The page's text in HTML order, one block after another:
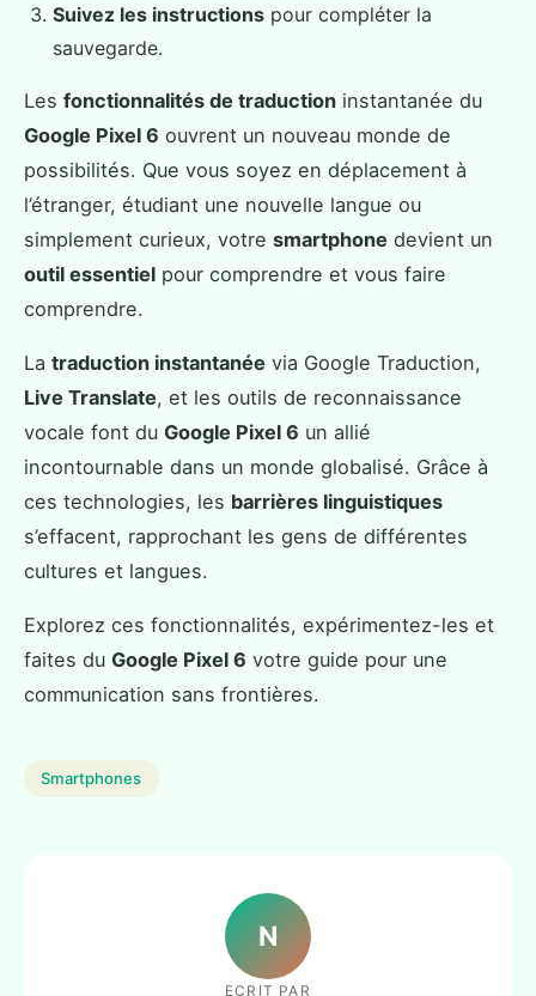
Suivez les instructions pour compléter la
sauvegarde.
Les fonctionnalités de traduction instantanée du
Google Pixel 6 ouvrent un nouveau monde de
possibilités. Que vous soyez en déplacement à
l’étranger, étudiant une nouvelle langue ou
simplement curieux, votre smartphone devient un
outil essentiel pour comprendre et vous faire
comprendre.
La traduction instantanée via Google Traduction,
Live Translate, et les outils de reconnaissance
vocale font du Google Pixel 6 un allié
incontournable dans un monde globalisé. Grâce à
ces technologies, les barrières linguistiques
s’effacent, rapprochant les gens de différentes
cultures et langues.
Explorez ces fonctionnalités, expérimentez-les et
faites du Google Pixel 6 votre guide pour une
communication sans frontières.
Smartphones
N
ECRIT PAR